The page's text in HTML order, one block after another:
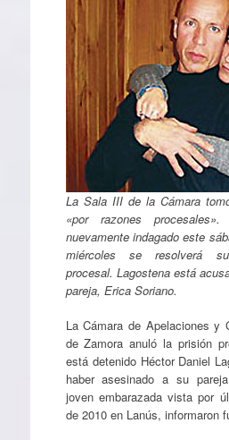
La Sala III de la Cámara
«por razones
nuevamente indagado este
miércoles se resolverá
procesal. Lagostena está
pareja, Erica Soriano.
La Cámara de Apelaciones y
de Zamora anuló la prisión
está detenido Héctor Daniel
haber asesinado a su
joven embarazada vista por
de 2010 en Lanús, informaron